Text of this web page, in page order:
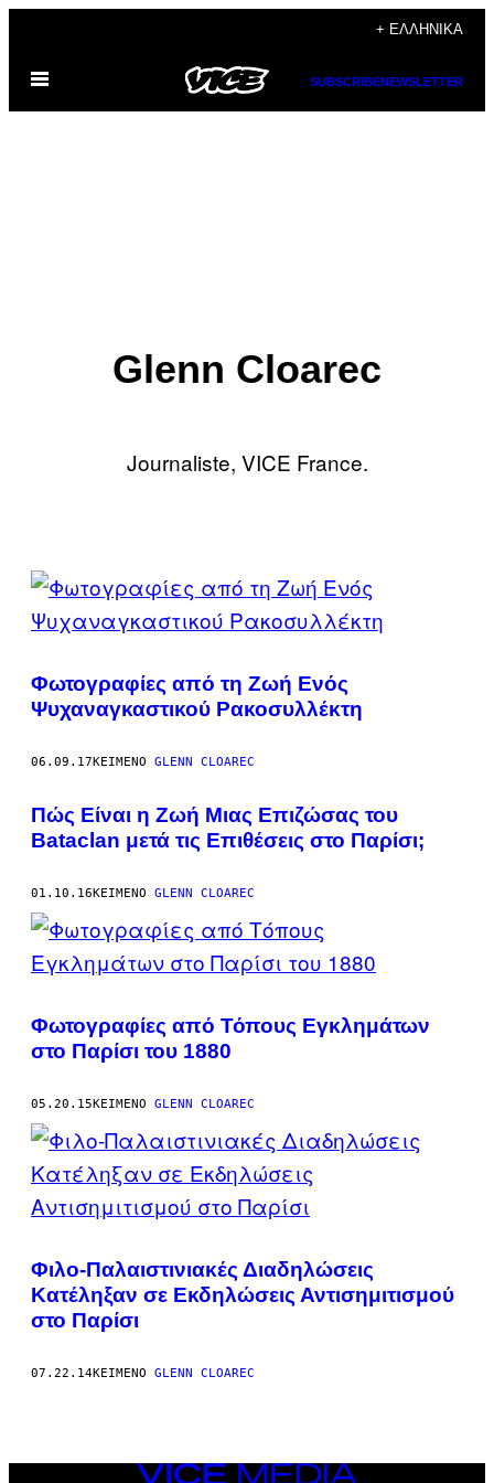
περιεχόμενο
+ ΕΛΛΗΝΙΚΆ
Ανοίξτε
μενού
SUBSCRIBENEWSLETTER
Glenn Cloarec
Journaliste, VICE France.
POSTS
BY
THIS
AUTHOR
Φωτογραφίες από τη Ζωή Ενός
Ψυχαναγκαστικού Ρακοσυλλέκτη
06.09.17ΚΕΊΜΕΝΟ GLENN CLOAREC
Πώς Είναι η Ζωή Μιας Επιζώσας του
Bataclan μετά τις Επιθέσεις στο Παρίσι;
01.10.16ΚΕΊΜΕΝΟ GLENN CLOAREC
Φωτογραφίες από Τόπους Εγκλημάτων
στο Παρίσι του 1880
05.20.15ΚΕΊΜΕΝΟ GLENN CLOAREC
Φιλο-Παλαιστινιακές Διαδηλώσεις
Κατέληξαν σε Εκδηλώσεις Αντισημιτισμού
στο Παρίσι
07.22.14ΚΕΊΜΕΝΟ GLENN CLOAREC
VICE